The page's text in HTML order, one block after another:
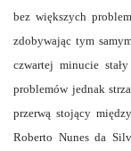
bez większych
zdobywając tym
czwartej minucie
problemów jednak
przerwą stojący
Roberto Nunes da